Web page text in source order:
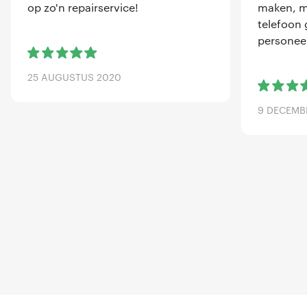
op zo'n repairservice!
25 AUGUSTUS 2020
maken,
telefoon
9